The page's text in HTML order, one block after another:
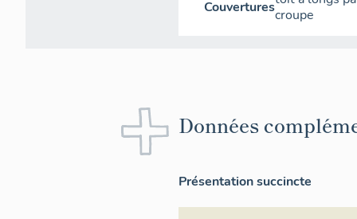
Couverturescroupe
Données
Présentation succincte